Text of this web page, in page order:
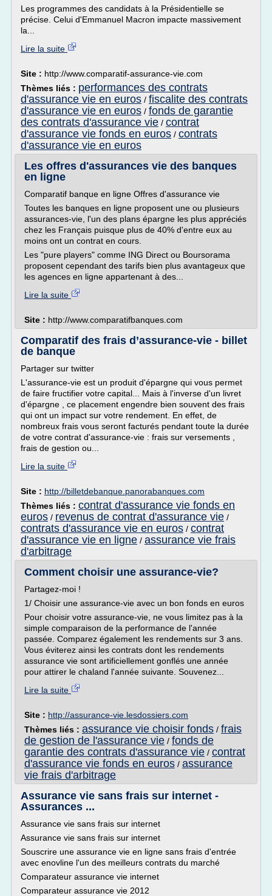
Les programmes des candidats à la Présidentielle se
précise. Celui d'Emmanuel Macron impacte massivement
la...
Lire la suite
Site : http://www.comparatif-assurance-vie.com
Thèmes liés : performances des contrats
d'assurance vie en euros / fiscalite des contrats
d'assurance vie en euros / fonds de garantie
des contrats d'assurance vie / contrat
d'assurance vie fonds en euros / contrats
d'assurance vie en euros
Les offres d'assurances vie des banques
en ligne
Comparatif banque en ligne Offres d'assurance vie
Toutes les banques en ligne proposent une ou plusieurs
assurances-vie, l'un des plans épargne les plus appréciés
chez les Français puisque plus de 40% d'entre eux au
moins ont un contrat en cours.
Les "pure players" comme ING Direct ou Boursorama
proposent cependant des tarifs bien plus avantageux que
les agences en ligne appartenant à des...
Lire la suite
Site : http://www.comparatifbanques.com
Comparatif des frais d’assurance-vie - billet
de banque
Partager sur twitter
L'assurance-vie est un produit d'épargne qui vous permet
de faire fructifier votre capital... Mais à l'inverse d'un livret
d'épargne , ce placement engendre bien souvent des frais
qui ont un impact sur votre rendement. En effet, de
nombreux frais vous seront facturés pendant toute la durée
de votre contrat d'assurance-vie : frais sur versements ,
frais de gestion ou...
Lire la suite
Site : http://billetdebanque.panorabanques.com
Thèmes liés : contrat d'assurance vie fonds en
euros / revenus de contrat d'assurance vie /
contrats d'assurance vie en euros / contrat
d'assurance vie en ligne / assurance vie frais
d'arbitrage
Comment choisir une assurance-vie?
Partagez-moi !
1/ Choisir une assurance-vie avec un bon fonds en euros
Pour choisir votre assurance-vie, ne vous limitez pas à la
simple comparaison de la performance de l'année
passée. Comparez également les rendements sur 3 ans.
Vous éviterez ainsi les contrats dont les rendements
assurance vie sont artificiellement gonflés une année
pour attirer le chaland l'année suivante. Souvenez...
Lire la suite
Site : http://assurance-vie.lesdossiers.com
Thèmes liés : assurance vie choisir fonds / frais
de gestion de l'assurance vie / fonds de
garantie des contrats d'assurance vie / contrat
d'assurance vie fonds en euros / assurance
vie frais d'arbitrage
Assurance vie sans frais sur internet -
Assurances ...
Assurance vie sans frais sur internet
Assurance vie sans frais sur internet
Souscrire une assurance vie en ligne sans frais d'entrée
avec enovline l'un des meilleurs contrats du marché
Comparateur assurance vie internet
Comparateur assurance vie 2012